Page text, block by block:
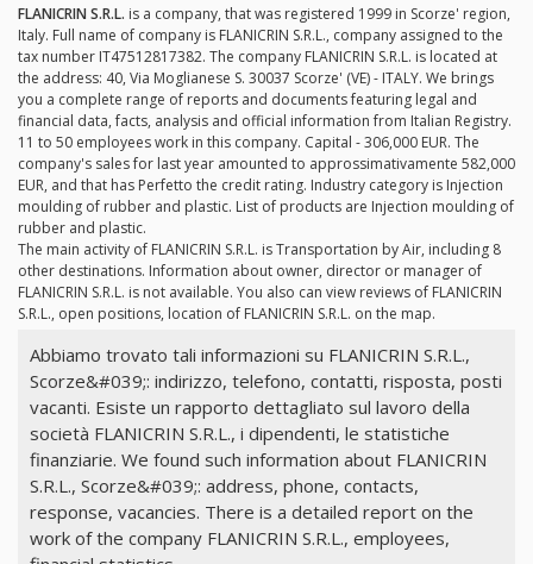
FLANICRIN S.R.L. is a company, that was registered 1999 in Scorze' region,
Italy. Full name of company is FLANICRIN S.R.L., company assigned to the
tax number IT47512817382. The company FLANICRIN S.R.L. is located at
the address: 40, Via Moglianese S. 30037 Scorze' (VE) - ITALY. We brings
you a complete range of reports and documents featuring legal and
financial data, facts, analysis and official information from Italian Registry.
11 to 50 employees work in this company. Capital - 306,000 EUR. The
company's sales for last year amounted to approssimativamente 582,000
EUR, and that has Perfetto the credit rating. Industry category is Injection
moulding of rubber and plastic. List of products are Injection moulding of
rubber and plastic.
The main activity of FLANICRIN S.R.L. is Transportation by Air, including 8
other destinations. Information about owner, director or manager of
FLANICRIN S.R.L. is not available. You also can view reviews of FLANICRIN
S.R.L., open positions, location of FLANICRIN S.R.L. on the map.
Abbiamo trovato tali informazioni su FLANICRIN S.R.L.,
Scorze&#039;: indirizzo, telefono, contatti, risposta, posti
vacanti. Esiste un rapporto dettagliato sul lavoro della
società FLANICRIN S.R.L., i dipendenti, le statistiche
finanziarie. We found such information about FLANICRIN
S.R.L., Scorze&#039;: address, phone, contacts,
response, vacancies. There is a detailed report on the
work of the company FLANICRIN S.R.L., employees,